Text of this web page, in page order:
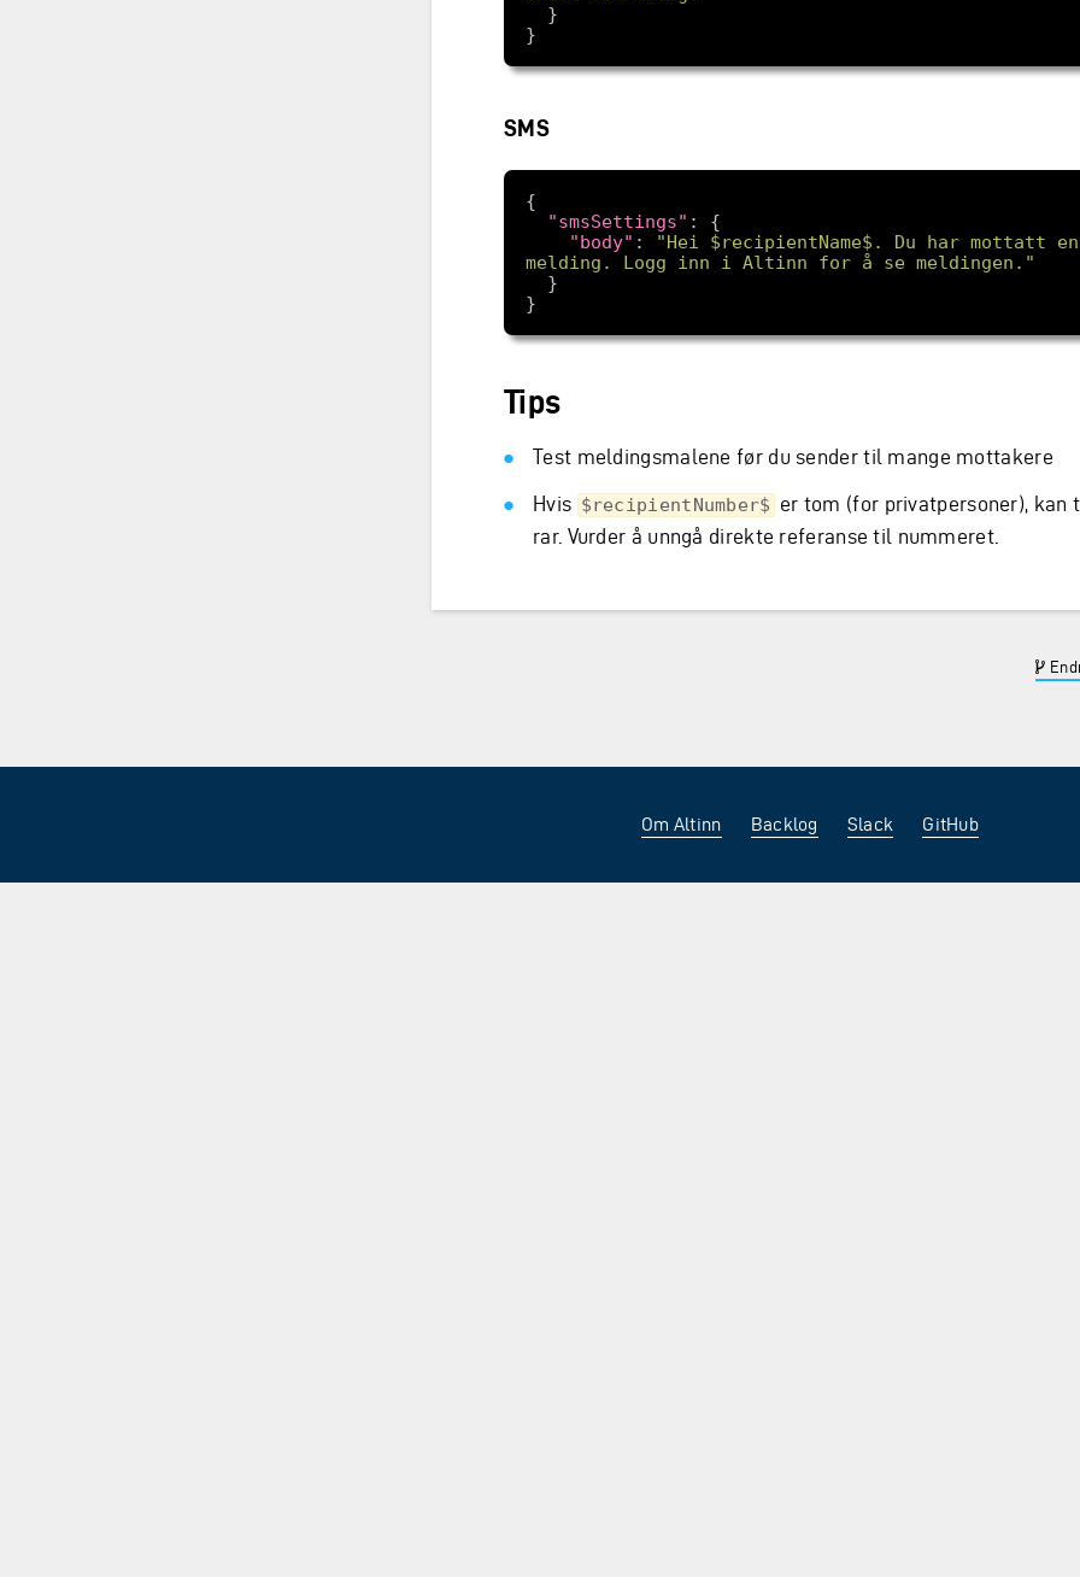
SMS
"smsSettings"
"body" :
"Hei $recipientName$. Du har mottatt en
melding. Logg inn i Altinn for å se meldingen."
Tips
Test meldingsmalene før du sender til mange mottakere
Hvis $recipientNumber$ er tom (for privatpersoner), kan
rar. Vurder å unngå direkte referanse til nummeret.
Om Altinn Backlog Slack GitHub